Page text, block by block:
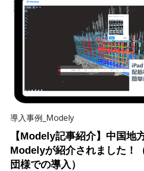
導入事例_Modely
【Modely記事紹介】中国地
Modelyが紹介されました！
団様での導入）